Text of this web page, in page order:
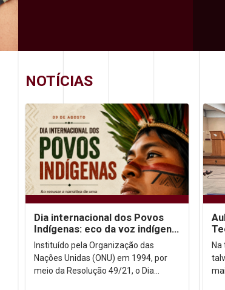
NOTÍCIAS
Dia internacional dos Povos
Indígenas: eco da voz indígena
no contexto urbano
Instituído pela Organização das
Nações Unidas (ONU) em 1994, por
meio da Resolução 49/21, o Dia